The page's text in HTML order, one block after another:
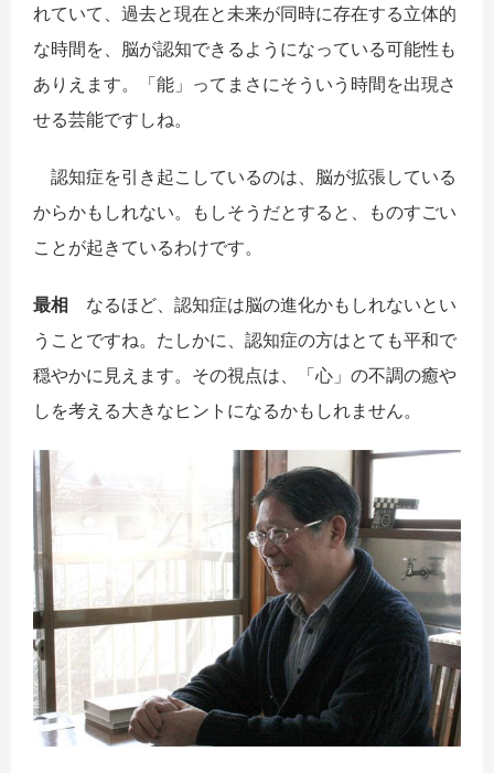
れていて、過去と現在と未来が同時に存在する立体的
な時間を、脳が認知できるようになっている可能性も
ありえます。「能」ってまさにそういう時間を出現さ
せる芸能ですしね。
認知症を引き起こしているのは、脳が拡張している
からかもしれない。もしそうだとすると、ものすごい
ことが起きているわけです。
最相 なるほど、認知症は脳の進化かもしれないとい
うことですね。たしかに、認知症の方はとても平和で
穏やかに見えます。その視点は、「心」の不調の癒や
しを考える大きなヒントになるかもしれません。